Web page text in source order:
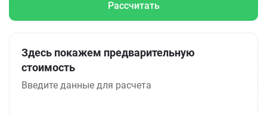
Рассчитать
Здесь покажем предварительную
стоимость
Введите данные для расчета